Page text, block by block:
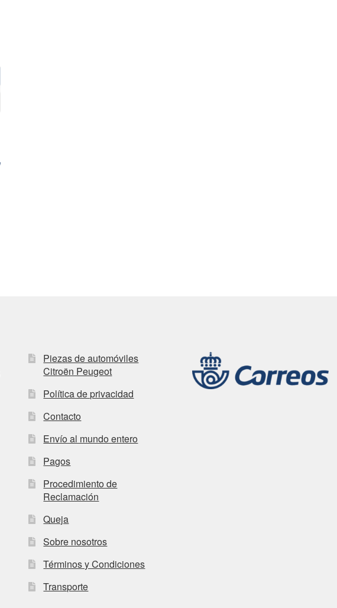
Piezas de automóviles
Citroën Peugeot
Política de privacidad
Contacto
Envío al mundo entero
Pagos
Procedimiento de
Reclamación
Queja
Sobre nosotros
Términos y Condiciones
Transporte